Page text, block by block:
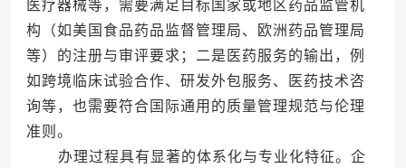
医疗器械等，需要满足目标国家或地区药品监管机
构（如美国食品药品监督管理局、欧洲药品管理局
等）的注册与审评要求；二是医药服务的输出，例
如跨境临床试验合作、研发外包服务、医药技术咨
询等，也需要符合国际通用的质量管理规范与伦理
准则。
办理过程具有显著的体系化与专业化特征。企